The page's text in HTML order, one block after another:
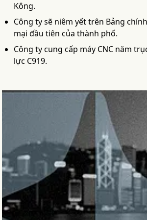
Kông.
Công ty sẽ niêm yết trên Bảng
mại đầu tiên của thành phố.
Công ty cung cấp máy CNC năm
lực C919.